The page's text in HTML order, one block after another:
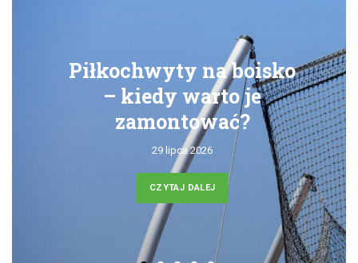
Piłkochwyty na boisko
– kiedy warto je
zamontować?
29 lipca 2026
CZYTAJ DALEJ